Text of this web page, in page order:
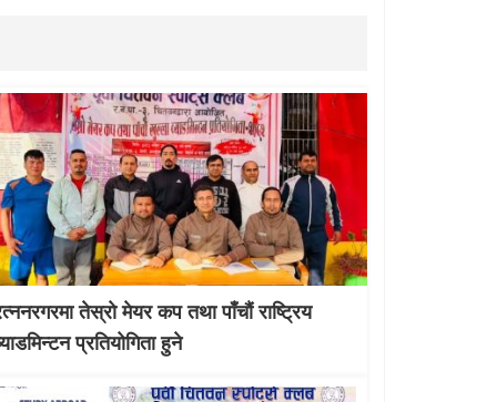
तेस्राे मेयर कप तथा पाँचौं राष्ट्रिय
प्रतियोगिता हुने